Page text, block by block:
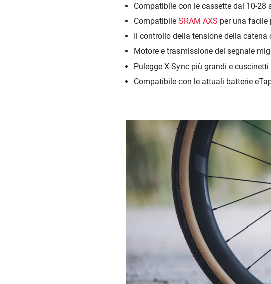
Compatibile con le cassette dal 10-28
Compatibile SRAM AXS per una facile
Il controllo della tensione della catena
Motore e trasmissione del segnale
Pulegge X-Sync più grandi e
Compatibile con le attuali batterie